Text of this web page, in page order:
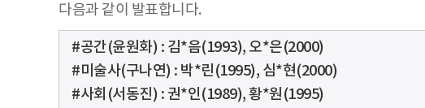
다음과 같이 발표합니다.
#공간(윤원화) : 김*음(1993), 오*은(2000)
#미술사(구나연) : 박*린(1995), 심*현(2000)
#사회(서동진) : 권*인(1989), 황*원(1995)